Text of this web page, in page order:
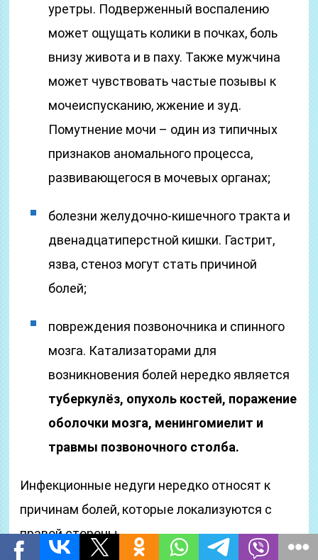
уретры. Подверженный воспалению
может ощущать колики в почках, боль
внизу живота и в паху. Также мужчина
может чувствовать частые позывы к
мочеиспусканию, жжение и зуд.
Помутнение мочи – один из типичных
признаков аномального процесса,
развивающегося в мочевых органах;
болезни желудочно-кишечного тракта и
двенадцатиперстной кишки. Гастрит,
язва, стеноз могут стать причиной
болей;
повреждения позвоночника и спинного
мозга. Катализаторами для
возникновения болей нередко является
туберкулёз, опухоль костей, поражение
оболочки мозга, менингомиелит и
травмы позвоночного столба.
Инфекционные недуги нередко относят к
причинам болей, которые локализуются с
правой стороны.